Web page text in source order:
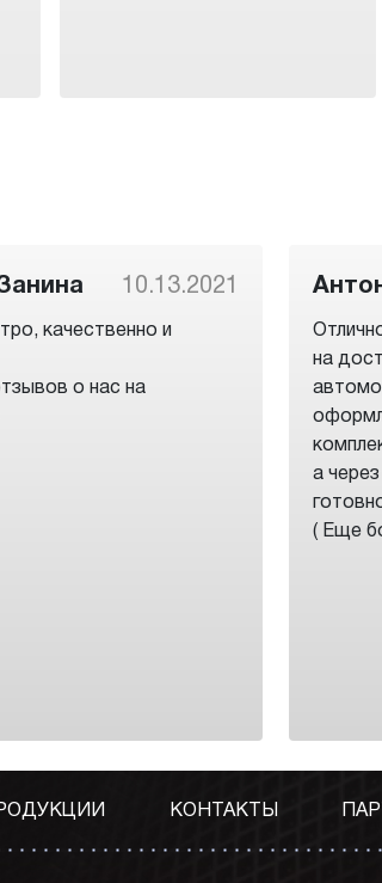
10.13.2021
качественно и
о нас на
на
а
( Еще
КОНТАКТЫ